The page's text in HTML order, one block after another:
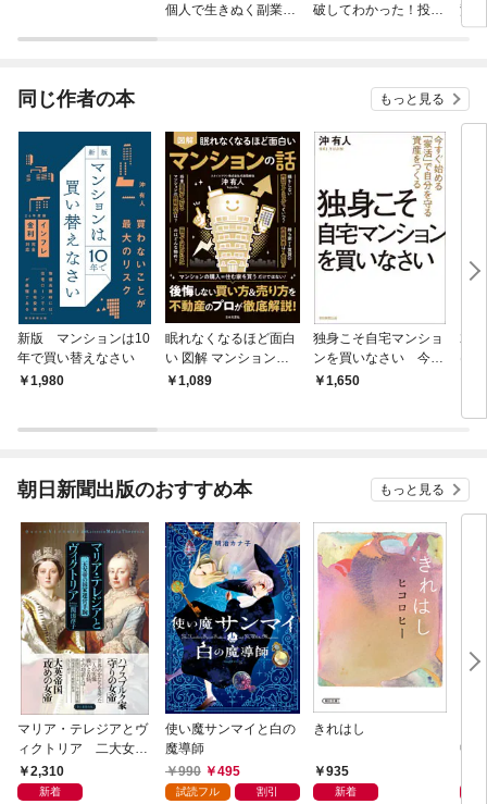
個人で生きぬく副業入
破してわかった！投資
驚
動
同じ作者の本 もっと見る
新版 マンションは10
年で買い替えなさい
1,980
眠れなくなるほど面白
い 図解 マンションの
話1,089
独身こそ自宅マンショ
ンを買いなさい 今す
ぐ始める「家活」で自
1,650
朝日新聞出版のおすすめ本 もっと見る
マリア・テレジアとヴ
ィクトリア 二大女帝
の国家運営手腕
2,310
新着
使い魔サンマイと白の
魔導師
990
495
試読フル 割引
きれはし
935
新着
中
術